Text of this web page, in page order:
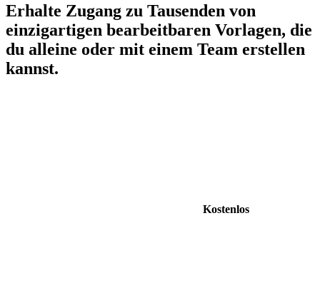
Erhalte Zugang zu Tausenden von
einzigartigen bearbeitbaren Vorlagen, die
du alleine oder mit einem Team erstellen
kannst.
Kostenlos